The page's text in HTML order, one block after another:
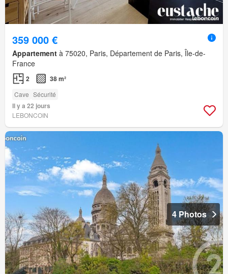
359 000 €
Appartement à 75020, Paris, Département de Paris, Île-de-
France
2 38 m²
Cave Sécurité
Il y a 22 jours
LEBONCOIN
4 Photos